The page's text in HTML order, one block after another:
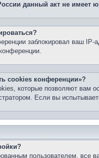
данный акт не имеет
заблокировал ваш IP-
cookies конференции»?
которые позволяют вам
Если вы
пользователем, все